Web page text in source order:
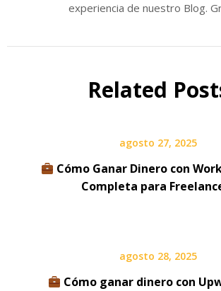
experiencia de nuestro Blog.
Related
agosto 27, 2025
Cómo Ganar Dinero con
Completa para
agosto 28, 2025
Cómo ganar dinero con